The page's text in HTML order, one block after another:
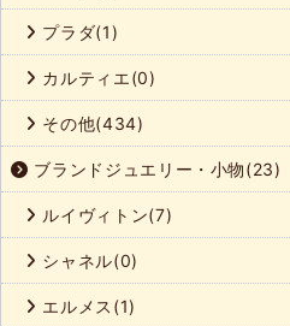
プラダ(1)
カルティエ(0)
その他(434)
ブランドジュエリー・小物(23)
ルイヴィトン(7)
シャネル(0)
エルメス(1)